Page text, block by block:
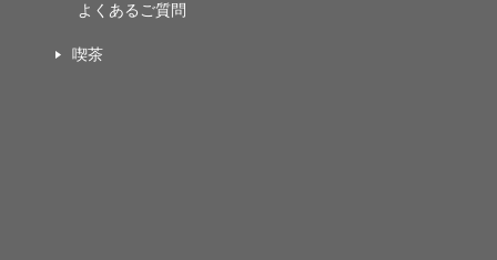
よくあるご質問
喫茶